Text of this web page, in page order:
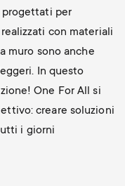
progettati per
con materiali
muro sono anche
In questo
One For All si
creare soluzioni
i giorni